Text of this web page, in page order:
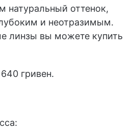
натуральный оттенок,
и неотразимым.
линзы вы можете купить
гривен.